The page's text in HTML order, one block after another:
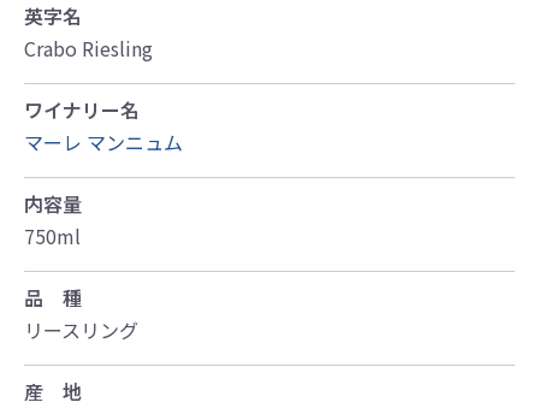
英字名
Crabo Riesling
ワイナリー名
マーレ マンニュム
内容量
750ml
品 種
リースリング
産 地